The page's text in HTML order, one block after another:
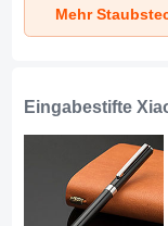
Pro Silber
Eingabestifte